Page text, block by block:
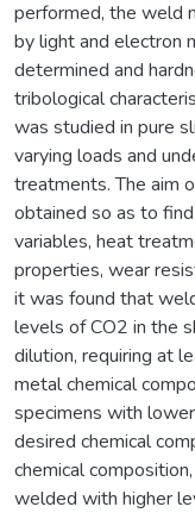
performed, the weld
by light and electron
determined and
tribological
was studied in pure
varying loads and
treatments. The aim
obtained so as to
variables, heat
properties, wear
it was found that
levels of CO2 in the
dilution, requiring at
metal chemical
specimens with
desired chemical
chemical
welded with higher